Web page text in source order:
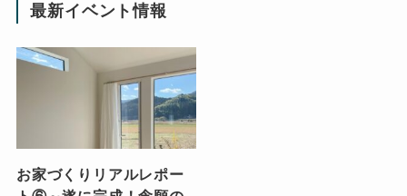
最新イベント情報
お家づくりリアルレポー